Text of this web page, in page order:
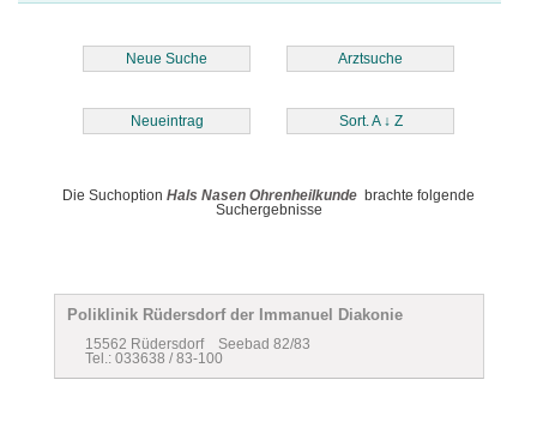
Neue Suche Arztsuche
Neueintrag Sort. A ↓ Z
Die Suchoption Hals Nasen Ohrenheilkunde brachte folgende
Suchergebnisse
Poliklinik Rüdersdorf der Immanuel Diakonie
15562 Rüdersdorf Seebad 82/83
Tel.: 033638 / 83-100